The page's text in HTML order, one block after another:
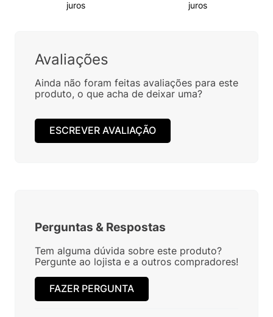
juros juros
Avaliações
Ainda não foram feitas avaliações para este
produto, o que acha de deixar uma?
ESCREVER AVALIAÇÃO
Perguntas & Respostas
Tem alguma dúvida sobre este produto?
Pergunte ao lojista e a outros compradores!
FAZER PERGUNTA